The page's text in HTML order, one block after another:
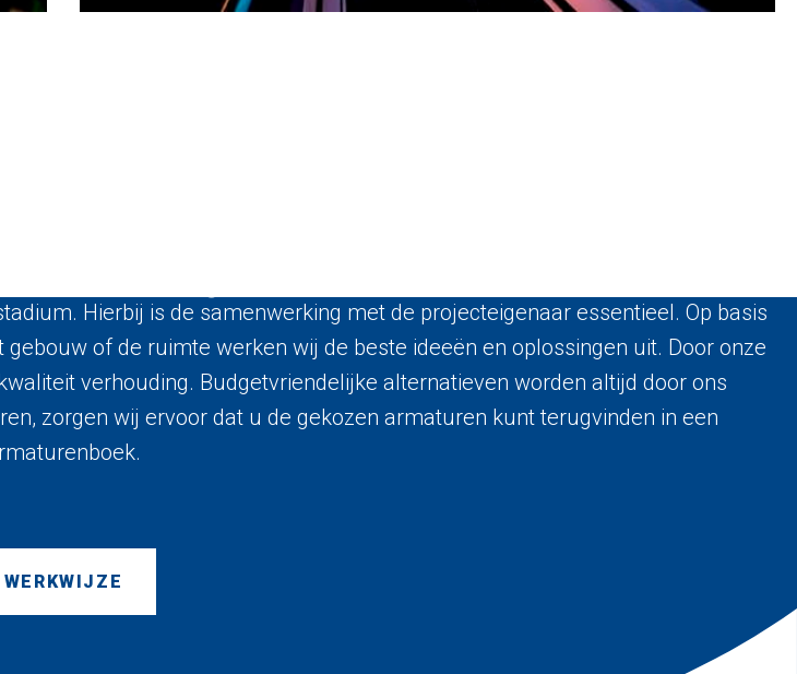
Hierbij is de samenwerking met de projecteigenaar essentieel. Op basis
of de ruimte werken wij de beste ideeën en oplossingen uit. Door onze
verhouding. Budgetvriendelijke alternatieven worden altijd door ons
zorgen wij ervoor dat u de gekozen armaturen kunt terugvinden in een
WERKWIJZE